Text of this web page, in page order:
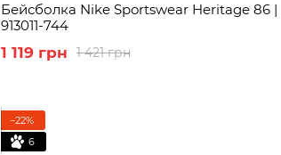
Бейсболка Nike Sportswear Heritage 86 |
913011-744
1 421 грн
1 119 грн
−22%
6